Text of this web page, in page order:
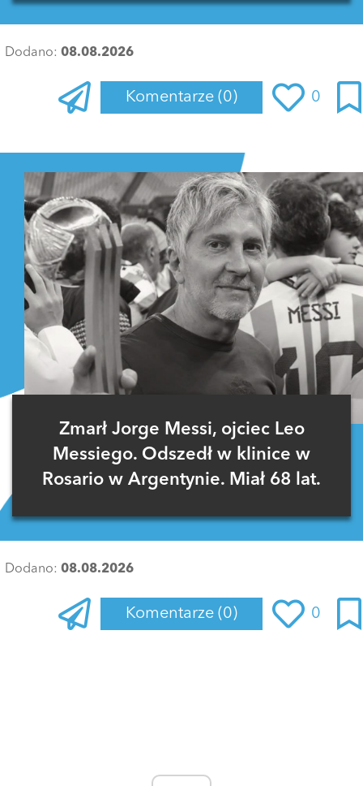
Dodano: 08.08.2026
Komentarze (0) 0
Zmarł Jorge Messi, ojciec Leo
Messiego. Odszedł w klinice w
Rosario w Argentynie. Miał 68 lat.
Dodano: 08.08.2026
Komentarze (0) 0